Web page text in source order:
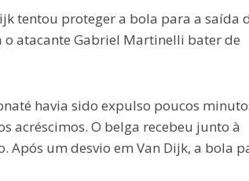
tentou proteger a bola para a saída
o atacante Gabriel Martinelli bater de
havia sido expulso poucos
acréscimos. O belga recebeu junto à
um desvio em Van Dijk, a bola